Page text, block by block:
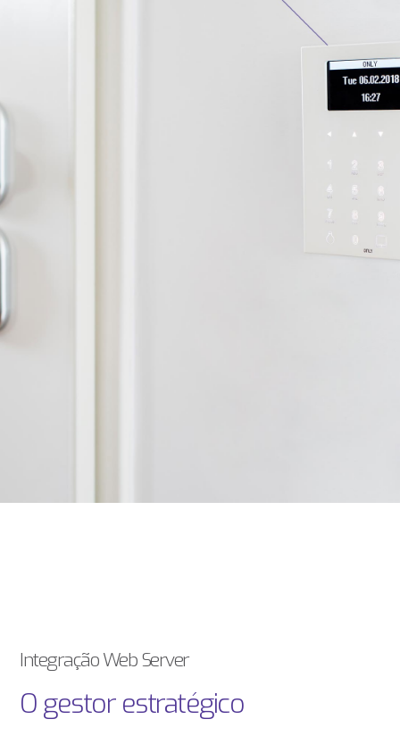
Integração Web Server
O gestor estratégico